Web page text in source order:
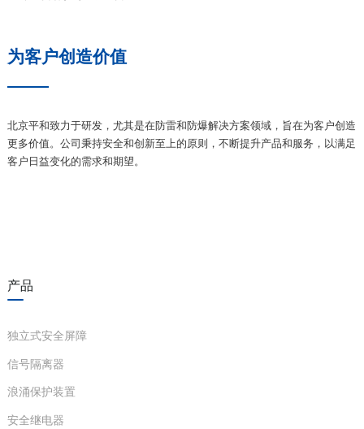
为客户创造价值
北京平和致力于研发，尤其是在防雷和防爆解决方案领域，旨在为客户创造
更多价值。公司秉持安全和创新至上的原则，不断提升产品和服务，以满足
客户日益变化的需求和期望。
产品
独立式安全屏障
信号隔离器
浪涌保护装置
安全继电器